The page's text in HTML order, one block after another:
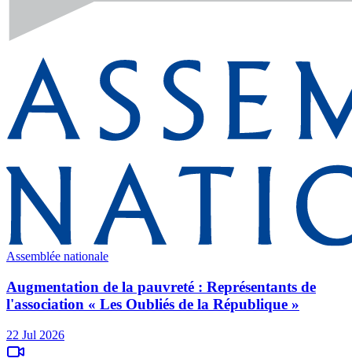
Assemblée nationale
Augmentation de la pauvreté : Représentants de
l'association « Les Oubliés de la République »
22 Jul 2026